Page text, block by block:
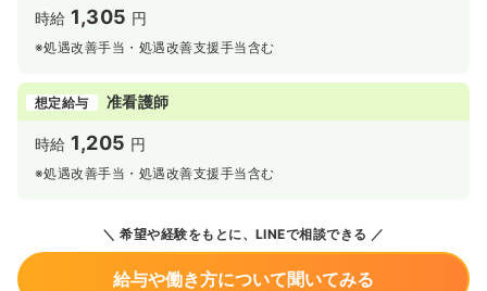
や社会人として必要な心構えなどを学び、その後、配属先
の職場を舞台に研修を実施します！
◆綿密な教育プログラムのもと、着実に介護職員として成
研修や資格取得支援など、意欲あるスタッフの姿勢をサポ
ートする企業風土がありますので、恵まれた環境で「介護
サービスのプロ」を目指していただけます！
◆社内統一研修（年4回）職員全員が行う研修があり基礎
知識の構築・新しい情報を取得しスキルアップをおこいま
《福利厚生充実★》
◆えるぼしマーク認定企業：女性活躍推進法に基づき、一
時給 1,305 円
※処遇改善手当・処遇改善支援手当含む
想定給与 准看護師
時給 1,205 円
※処遇改善手当・処遇改善支援手当含む
希望や経験をもとに、LINEで相談できる
給与や働き方について聞いてみる